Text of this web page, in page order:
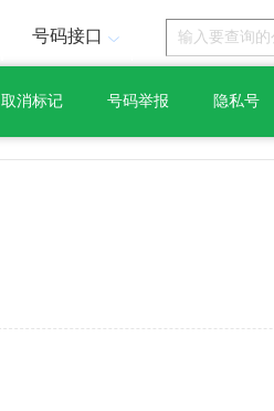
号码接口
取消标记 号码举报 隐私号